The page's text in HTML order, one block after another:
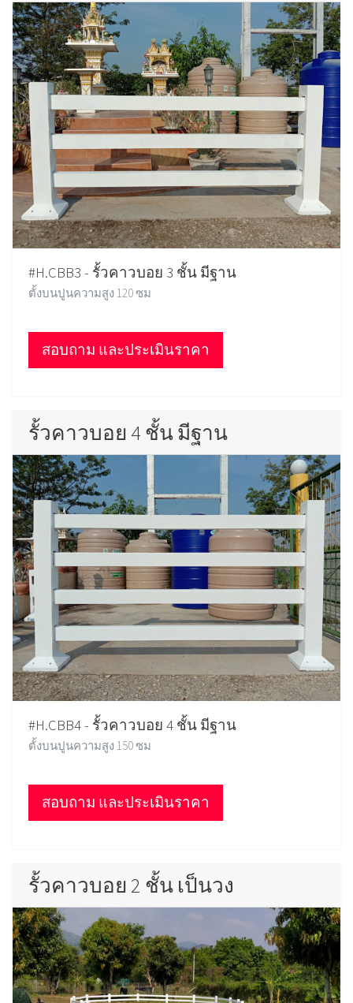
#H.CBB3 - รั้วคาวบอย 3 ชั้น มีฐาน
ตั้งบนปูนความสูง 120 ซม
สอบถาม และประเมินราคา
รั้วคาวบอย 4 ชั้น มีฐาน
#H.CBB4 - รั้วคาวบอย 4 ชั้น มีฐาน
ตั้งบนปูนความสูง 150 ซม
สอบถาม และประเมินราคา
รั้วคาวบอย 2 ชั้น เป็นวง